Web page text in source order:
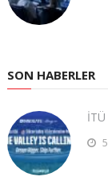
SON HABERLER
İTÜ